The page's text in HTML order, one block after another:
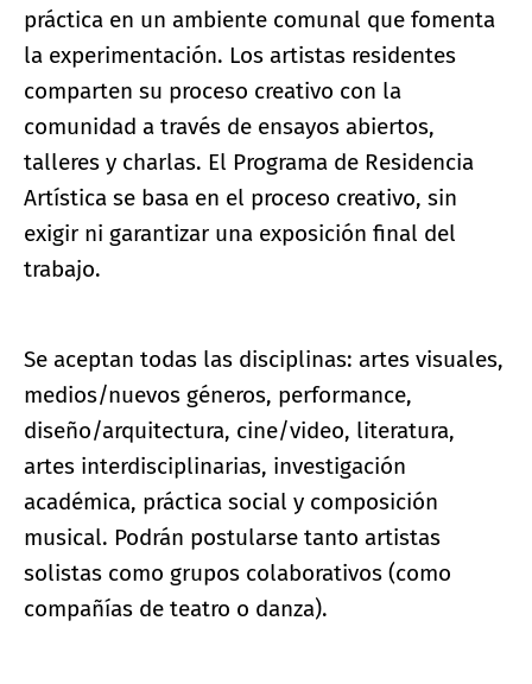
práctica en un ambiente comunal que fomenta
la experimentación. Los artistas residentes
comparten su proceso creativo con la
comunidad a través de ensayos abiertos,
talleres y charlas. El Programa de Residencia
Artística se basa en el proceso creativo, sin
exigir ni garantizar una exposición final del
trabajo.
Se aceptan todas las disciplinas: artes visuales,
medios/nuevos géneros, performance,
diseño/arquitectura, cine/video, literatura,
artes interdisciplinarias, investigación
académica, práctica social y composición
musical. Podrán postularse tanto artistas
solistas como grupos colaborativos (como
compañías de teatro o danza).